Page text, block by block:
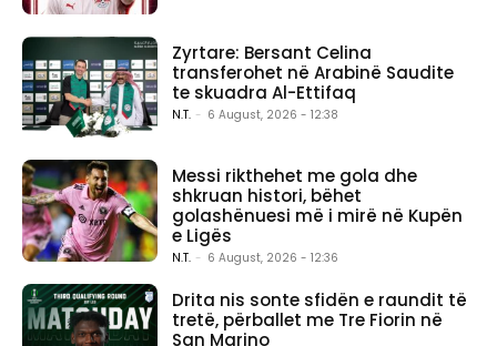
Zyrtare: Bersant Celina
transferohet në Arabinë Saudite
te skuadra Al-Ettifaq
N.T. - 6 August, 2026 - 12:38
Messi rikthehet me gola dhe
shkruan histori, bëhet
golashënuesi më i mirë në Kupën
e Ligës
N.T. - 6 August, 2026 - 12:36
Drita nis sonte sfidën e raundit të
tretë, përballet me Tre Fiorin në
San Marino